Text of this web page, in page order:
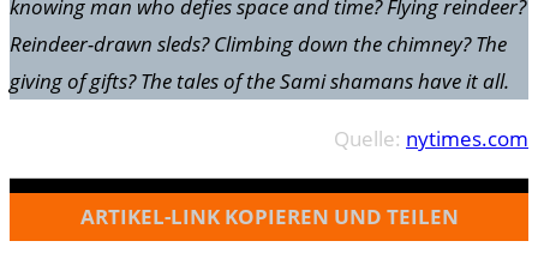
knowing man who defies space and time? Flying reindeer?
Reindeer-drawn sleds? Climbing down the chimney? The
giving of gifts? The tales of the Sami shamans have it all.
Quelle: nytimes.com
ARTIKEL-LINK KOPIEREN UND TEILEN